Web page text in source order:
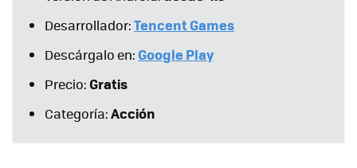
Desarrollador:Tencent Games
Descárgalo en: Google Play
Precio:Gratis
Categoría:Acción